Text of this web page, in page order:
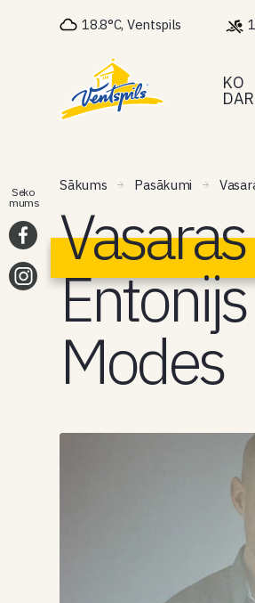
18.8°C, Ventspils
KO
Sākums Pasākumi
Modes
Seko
mums